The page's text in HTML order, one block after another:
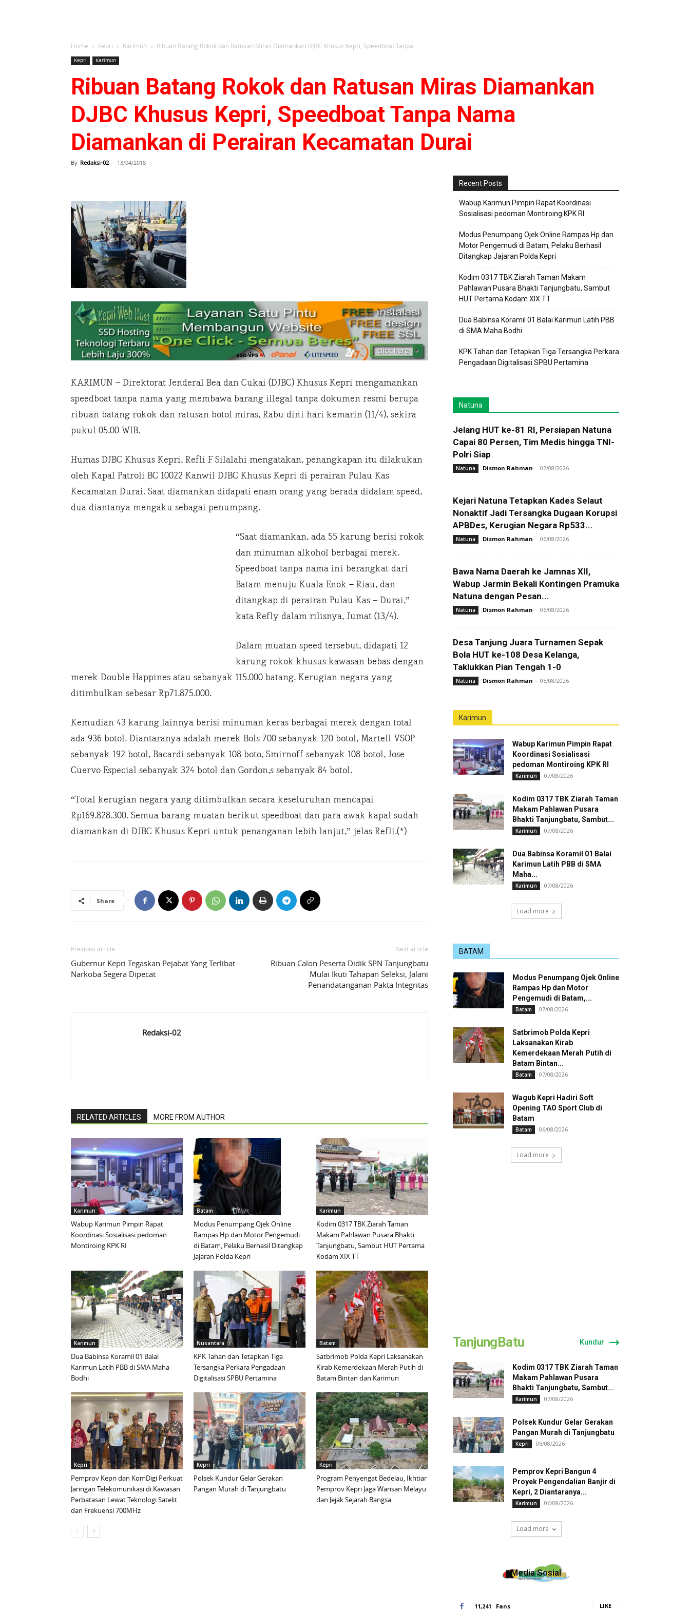
Home Kepri Karimun Ribuan Batang Rokok dan Ratusan Miras Diamankan DJBC Khusus Kepri, Speedboat Tanpa...
Kepri Karimun
Ribuan Batang Rokok dan Ratusan Miras Diamankan
DJBC Khusus Kepri, Speedboat Tanpa Nama
Diamankan di Perairan Kecamatan Durai
By Redaksi-02 - 13/04/2018
KARIMUN – Direktorat Jenderal Bea dan Cukai (DJBC) Khusus Kepri mengamankan
speedboat tanpa nama yang membawa barang illegal tanpa dokumen resmi berupa
ribuan batang rokok dan ratusan botol miras, Rabu dini hari kemarin (11/4), sekira
pukul 05.00 WIB.
Humas DJBC Khusus Kepri, Refli F Silalahi mengatakan, penangkapan itu dilakukan
oleh Kapal Patroli BC 10022 Kanwil DJBC Khusus Kepri di perairan Pulau Kas
Kecamatan Durai. Saat diamankan didapati enam orang yang berada didalam speed,
dua diantanya mengaku sebagai penumpang.
“Saat diamankan, ada 55 karung berisi rokok
dan minuman alkohol berbagai merek.
Speedboat tanpa nama ini berangkat dari
Batam menuju Kuala Enok – Riau, dan
ditangkap di perairan Pulau Kas – Durai,”
kata Refly dalam rilisnya, Jumat (13/4).
Dalam muatan speed tersebut, didapati 12
karung rokok khusus kawasan bebas dengan
merek Double Happines atau sebanyak 115.000 batang. Kerugian negara yang
ditimbulkan sebesar Rp71.875.000.
Kemudian 43 karung lainnya berisi minuman keras berbagai merek dengan total
ada 936 botol. Diantaranya adalah merek Bols 700 sebanyak 120 botol, Martell VSOP
sebanyak 192 botol, Bacardi sebanyak 108 boto, Smirnoff sebanyak 108 botol, Jose
Cuervo Especial sebanyak 324 botol dan Gordon,s sebanyak 84 botol.
“Total kerugian negara yang ditimbulkan secara keseluruhan mencapai
Rp169.828.300. Semua barang muatan berikut speedboat dan para awak kapal sudah
diamankan di DJBC Khusus Kepri untuk penanganan lebih lanjut,” jelas Refli.(*)
Share
Previous article
Gubernur Kepri Tegaskan Pejabat Yang Terlibat
Narkoba Segera Dipecat
Next article
Ribuan Calon Peserta Didik SPN Tanjungbatu
Mulai Ikuti Tahapan Seleksi, Jalani
Penandatanganan Pakta Integritas
Redaksi-02
RELATED ARTICLES MORE FROM AUTHOR
Karimun
Wabup Karimun Pimpin Rapat
Koordinasi Sosialisasi pedoman
Montiroing KPK RI
Batam
Modus Penumpang Ojek Online
Rampas Hp dan Motor Pengemudi
di Batam, Pelaku Berhasil Ditangkap
Jajaran Polda Kepri
Karimun
Kodim 0317 TBK Ziarah Taman
Makam Pahlawan Pusara Bhakti
Tanjungbatu, Sambut HUT Pertama
Kodam XIX TT
Karimun
Dua Babinsa Koramil 01 Balai
Karimun Latih PBB di SMA Maha
Bodhi
Nusantara
KPK Tahan dan Tetapkan Tiga
Tersangka Perkara Pengadaan
Digitalisasi SPBU Pertamina
Batam
Satbrimob Polda Kepri Laksanakan
Kirab Kemerdekaan Merah Putih di
Batam Bintan dan Karimun
Kepri
Pemprov Kepri dan KomDigi Perkuat
Jaringan Telekomunikasi di Kawasan
Perbatasan Lewat Teknologi Satelit
dan Frekuensi 700MHz
Kepri
Polsek Kundur Gelar Gerakan
Pangan Murah di Tanjungbatu
Kepri
Program Penyengat Bedelau, Ikhtiar
Pemprov Kepri Jaga Warisan Melayu
dan Jejak Sejarah Bangsa
Recent Posts
Wabup Karimun Pimpin Rapat Koordinasi
Sosialisasi pedoman Montiroing KPK RI
Modus Penumpang Ojek Online Rampas Hp dan
Motor Pengemudi di Batam, Pelaku Berhasil
Ditangkap Jajaran Polda Kepri
Kodim 0317 TBK Ziarah Taman Makam
Pahlawan Pusara Bhakti Tanjungbatu, Sambut
HUT Pertama Kodam XIX TT
Dua Babinsa Koramil 01 Balai Karimun Latih PBB
di SMA Maha Bodhi
KPK Tahan dan Tetapkan Tiga Tersangka Perkara
Pengadaan Digitalisasi SPBU Pertamina
Natuna
Jelang HUT ke-81 RI, Persiapan Natuna
Capai 80 Persen, Tim Medis hingga TNI-
Polri Siap
Natuna Dismon Rahman - 07/08/2026
Kejari Natuna Tetapkan Kades Selaut
Nonaktif Jadi Tersangka Dugaan Korupsi
APBDes, Kerugian Negara Rp533...
Natuna Dismon Rahman - 06/08/2026
Bawa Nama Daerah ke Jamnas XII,
Wabup Jarmin Bekali Kontingen Pramuka
Natuna dengan Pesan...
Natuna Dismon Rahman - 06/08/2026
Desa Tanjung Juara Turnamen Sepak
Bola HUT ke-108 Desa Kelanga,
Taklukkan Pian Tengah 1-0
Natuna Dismon Rahman - 05/08/2026
Karimun
Wabup Karimun Pimpin Rapat
Koordinasi Sosialisasi
pedoman Montiroing KPK RI
Karimun 07/08/2026
Kodim 0317 TBK Ziarah Taman
Makam Pahlawan Pusara
Bhakti Tanjungbatu, Sambut...
Karimun 07/08/2026
Dua Babinsa Koramil 01 Balai
Karimun Latih PBB di SMA
Maha...
Karimun 07/08/2026
Load more
BATAM
Modus Penumpang Ojek Online
Rampas Hp dan Motor
Pengemudi di Batam,...
Batam 07/08/2026
Satbrimob Polda Kepri
Laksanakan Kirab
Kemerdekaan Merah Putih di
Batam Bintan...
Batam 07/08/2026
Wagub Kepri Hadiri Soft
Opening TAO Sport Club di
Batam
Batam 06/08/2026
Load more
TanjungBatu Kundur
Kodim 0317 TBK Ziarah Taman
Makam Pahlawan Pusara
Bhakti Tanjungbatu, Sambut...
Karimun 07/08/2026
Polsek Kundur Gelar Gerakan
Pangan Murah di Tanjungbatu
Kepri 06/08/2026
Pemprov Kepri Bangun 4
Proyek Pengendalian Banjir di
Kepri, 2 Diantaranya...
Karimun 06/08/2026
Load more
Media Sosial
11,241 Fans LIKE